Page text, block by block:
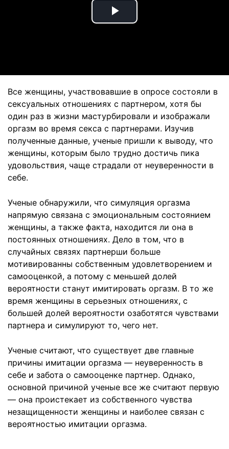
Play
Все женщины, участвовавшие в опросе состояли в
сексуальных отношениях с партнером, хотя бы
один раз в жизни мастурбировали и изображали
оргазм во время секса с партнерами. Изучив
полученные данные, ученые пришли к выводу, что
женщины, которым было трудно достичь пика
удовольствия, чаще страдали от неуверенности в
себе.
Ученые обнаружили, что симуляция оргазма
напрямую связана с эмоциональным состоянием
женщины, а также факта, находится ли она в
постоянных отношениях. Дело в том, что в
случайных связях партнерши больше
мотивированны собственным удовлетворением и
самооценкой, а потому с меньшей долей
вероятности станут имитировать оргазм. В то же
время женщины в серьезных отношениях, с
большей долей вероятности озаботятся чувствами
партнера и симулируют то, чего нет.
Ученые считают, что существует две главные
причины имитации оргазма — неуверенность в
себе и забота о самооценке партнер. Однако,
основной причиной ученые все же считают первую
— она проистекает из собственного чувства
незащищенности женщины и наиболее связан с
вероятностью имитации оргазма.